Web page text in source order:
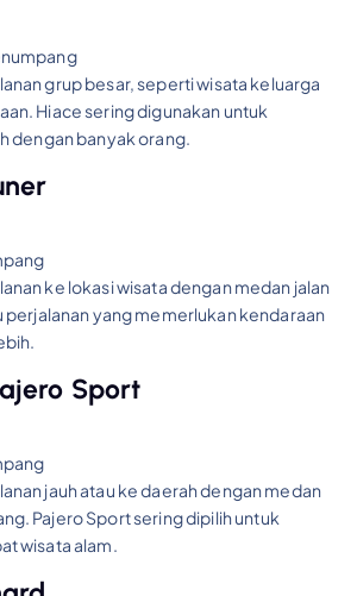
grup besar, seperti wisata keluarga
Hiace sering digunakan untuk
dengan banyak orang.
ke lokasi wisata dengan medan jalan
perjalanan yang memerlukan kendaraan
Sport
jauh atau ke daerah dengan medan
Pajero Sport sering dipilih untuk
wisata alam.